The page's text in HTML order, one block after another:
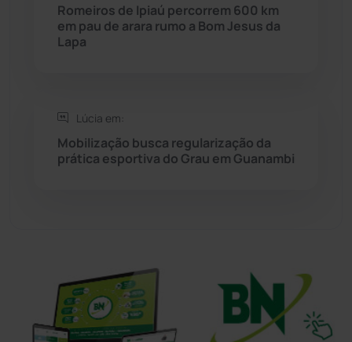
Tanhaçu (426)
Tecnologia
Urandi (157)
Romeiros de Ipiaú percorrem 600 km
em pau de arara rumo a Bom Jesus da
Lapa
Lúcia em:
Mobilização busca regularização da
prática esportiva do Grau em Guanambi